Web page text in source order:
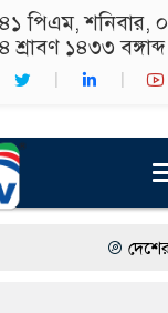
পিএম, শনিবার,
শ্রাবণ ১৪৩৩ বঙ্গাব্দ
দেশের সব